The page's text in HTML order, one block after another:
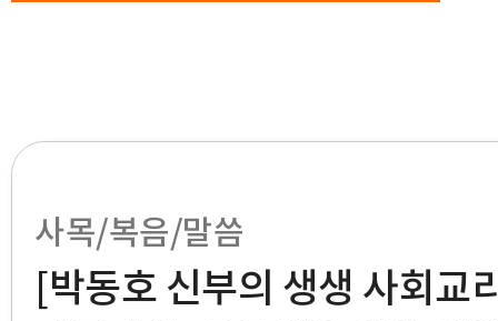
사목/복음/말씀
[박동호 신부의 생생 사회교